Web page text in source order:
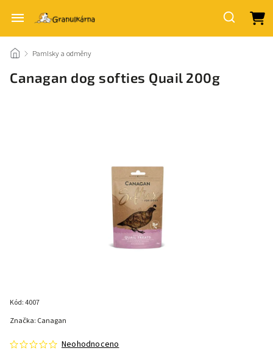
/ Pamlsky a odměny
Canagan dog softies Quail 200g
Kód:4007
Neohodnoceno
Značka: Canagan